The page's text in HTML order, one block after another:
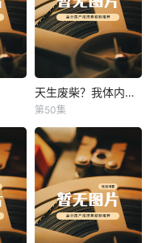
天生废柴？我体内有神血 天生废柴？我体内有神血
第50集